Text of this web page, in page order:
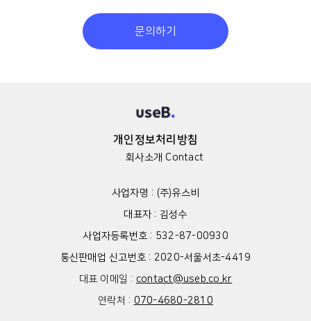
개인정보처리방침
회사소개 Contact
사업자명 : (주)유스비
대표자 : 김성수
사업자등록번호 : 532-87-00930
통신판매업 신고번호 : 2020-서울서초-4419
대표 이메일 : contact@useb.co.kr
연락처 : 070-4680-2810